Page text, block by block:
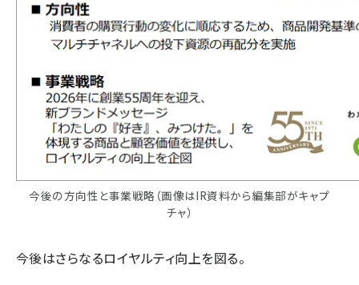
今後の方向性と事業戦略（画像はIR資料から編集部がキャプ
チャ）
今後はさらなるロイヤルティ向上を図る。